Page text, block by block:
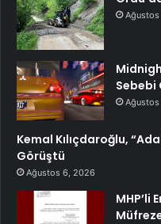
Sebebi
Kemal Kılıçdaroğlu,
Görüştü
Ağustos 6, 2026
MHP’li